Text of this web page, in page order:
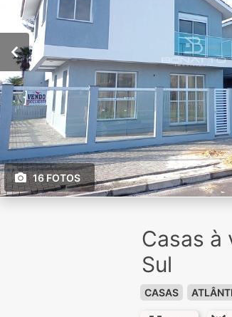
16 FOTOS
Casas à
Sul
CASAS